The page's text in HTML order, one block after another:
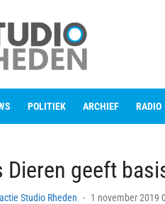
POLITIEK ARCHIEF RADIO
Dieren geeft
Studio Rheden
Posted
1 november 2019